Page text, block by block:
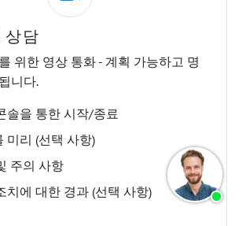
상담
위한 영상 통화 - 계획 가능하고 명
니다.
솔을 통한 시작/종료
미리 (선택 사항)
주의 사항
치에 대한 경과 (선택 사항)